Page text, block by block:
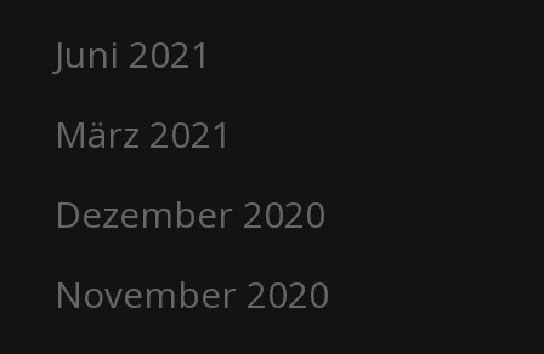
Juni 2021
März 2021
Dezember 2020
November 2020